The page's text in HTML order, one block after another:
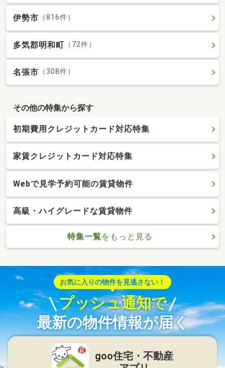
伊勢市 （816件）
多気郡明和町 （72件）
名張市 （308件）
その他の特集から探す
初期費用クレジットカード対応特集
家賃クレジットカード対応特集
Webで見学予約可能の賃貸物件
高級・ハイグレードな賃貸物件
特集一覧をもっと見る
お気に入りの物件を見逃さない！
プッシュ通知で
最新の物件情報が届く
goo住宅・不動産